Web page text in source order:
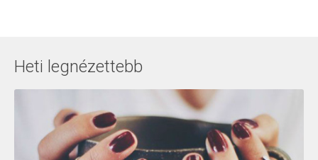
Heti legnézettebb